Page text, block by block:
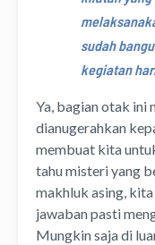
sudah
kegiatan
Ya, bagian otak ini
dianugerahkan
membuat kita
tahu misteri yang
makhluk asing,
jawaban pasti
Mungkin saja di